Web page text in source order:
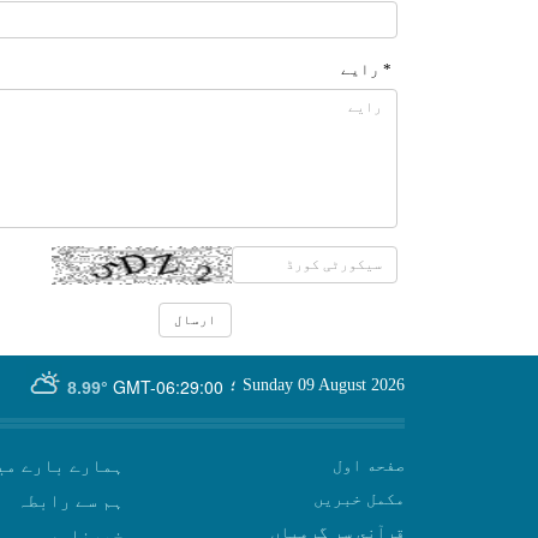
* رایے
GMT-06:29:00
8.99° Sunday 09 August 2026 ؛
صفحه اول
مکمل خبریں
قرآني سر گرمياں
ہمارے بارے
ہم سے رابطہ